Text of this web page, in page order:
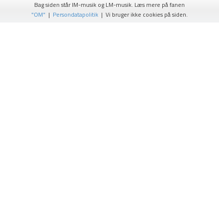
Bag siden står IM-musik og LM-musik. Læs mere på fanen
"OM" | Persondatapolitik | Vi bruger ikke cookies på siden.